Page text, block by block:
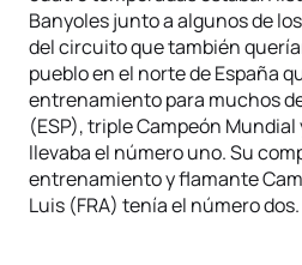
Banyoles junto a algunos de
del circuito que también
pueblo en el norte de España
entrenamiento para muchos
(ESP), triple Campeón Mundial
llevaba el número uno. Su
entrenamiento y flamante
Luis (FRA) tenía el número dos.